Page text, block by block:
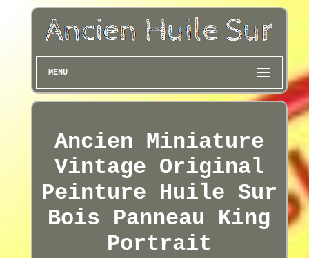
MENU
Ancien Miniature
Vintage Original
Peinture Huile Sur
Bois Panneau King
Portrait